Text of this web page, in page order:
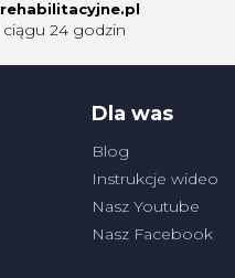
Dla was
Blog
Instrukcje wideo
Nasz Youtube
Nasz Facebook